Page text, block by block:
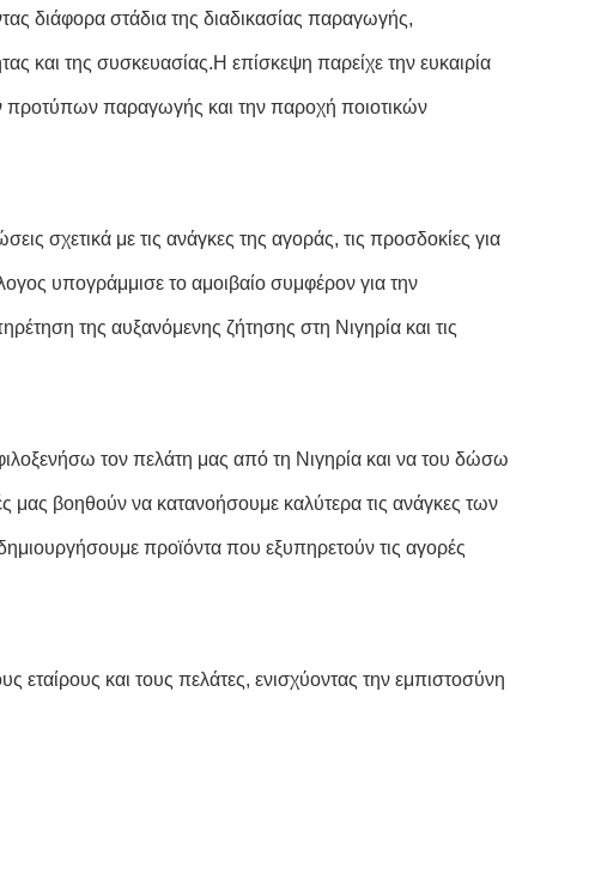
διάφορα στάδια της διαδικασίας παραγωγής,
και της συσκευασίας.Η επίσκεψη παρείχε την ευκαιρία
προτύπων παραγωγής και την παροχή ποιοτικών
σχετικά με τις ανάγκες της αγοράς, τις προσδοκίες για
υπογράμμισε το αμοιβαίο συμφέρον για την
της αυξανόμενης ζήτησης στη Νιγηρία και τις
τον πελάτη μας από τη Νιγηρία και να του δώσω
μας βοηθούν να κατανοήσουμε καλύτερα τις ανάγκες των
προϊόντα που εξυπηρετούν τις αγορές
εταίρους και τους πελάτες, ενισχύοντας την εμπιστοσύνη